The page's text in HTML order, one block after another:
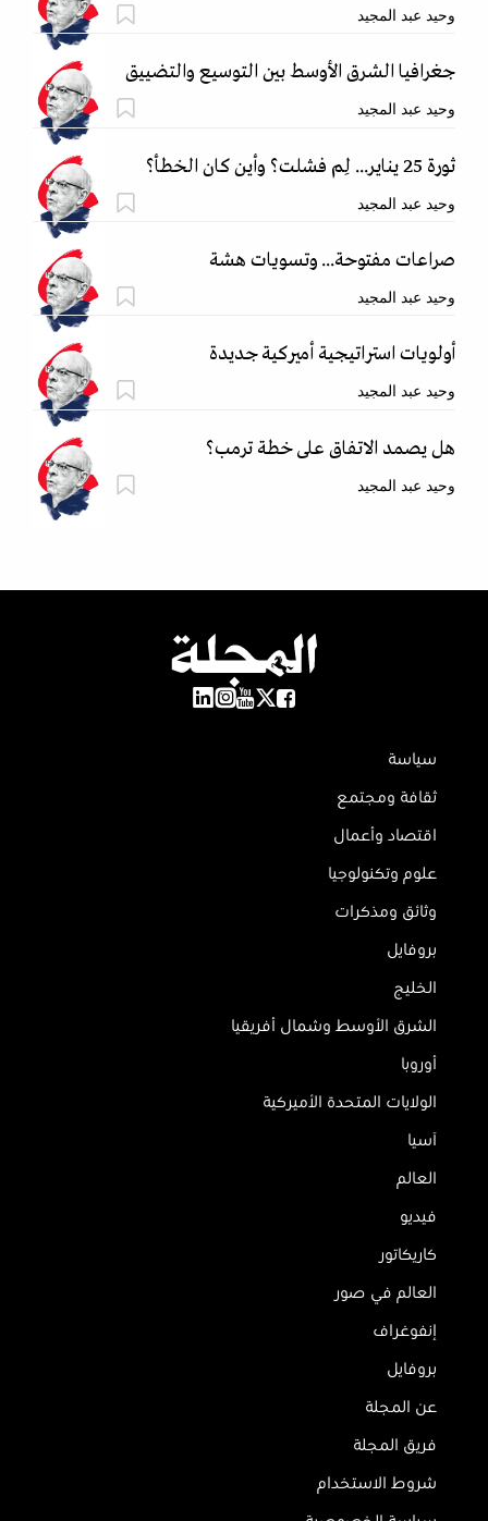
وحيد عبد المجيد
جغرافيا الشرق الأوسط بين التوسيع والتضييق
وحيد عبد المجيد
ثورة 25 يناير... لِم فشلت؟ وأين كان الخطأ؟
وحيد عبد المجيد
صراعات مفتوحة... وتسويات هشة
وحيد عبد المجيد
أولويات استراتيجية أميركية جديدة
وحيد عبد المجيد
هل يصمد الاتفاق على خطة ترمب؟
وحيد عبد المجيد
سياسة
ثقافة ومجتمع
اقتصاد وأعمال
علوم وتكنولوجيا
وثائق ومذكرات
بروفايل
الخليج
الشرق الأوسط وشمال أفريقيا
أوروبا
الولايات المتحدة الأميركية
آسيا
العالم
فيديو
كاريكاتور
العالم في صور
إنفوغراف
بروفايل
عن المجلة
فريق المجلة
شروط الاستخدام